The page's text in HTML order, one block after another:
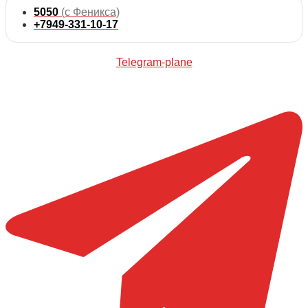
5050 (с Феникса)
+7949-331-10-17
Telegram-plane